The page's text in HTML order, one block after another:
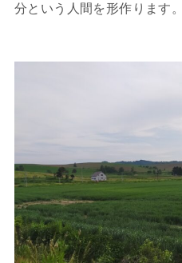
分という人間を形作ります。